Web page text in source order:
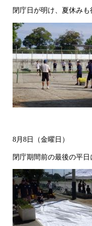
閉庁日が明け、夏休みも
8月8日（金曜日）
閉庁期間前の最後の平